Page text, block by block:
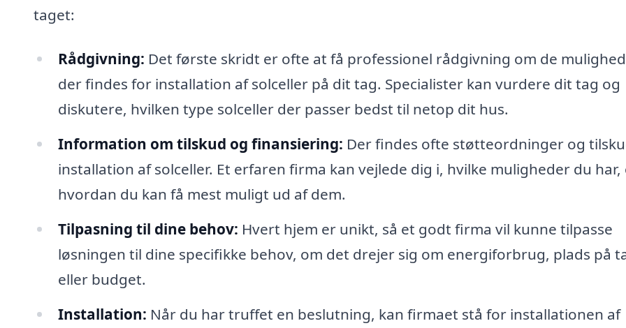
taget:
Rådgivning: Det første skridt er ofte at få professionel rådgivning om de
der findes for installation af solceller på dit tag. Specialister kan vurdere dit tag og
diskutere, hvilken type solceller der passer bedst til netop dit hus.
Information om tilskud og finansiering: Der findes ofte støtteordninger og
installation af solceller. Et erfaren firma kan vejlede dig i, hvilke muligheder du har,
hvordan du kan få mest muligt ud af dem.
Tilpasning til dine behov: Hvert hjem er unikt, så et godt firma vil kunne tilpasse
løsningen til dine specifikke behov, om det drejer sig om energiforbrug, plads på
eller budget.
Installation: Når du har truffet en beslutning, kan firmaet stå for installationen af